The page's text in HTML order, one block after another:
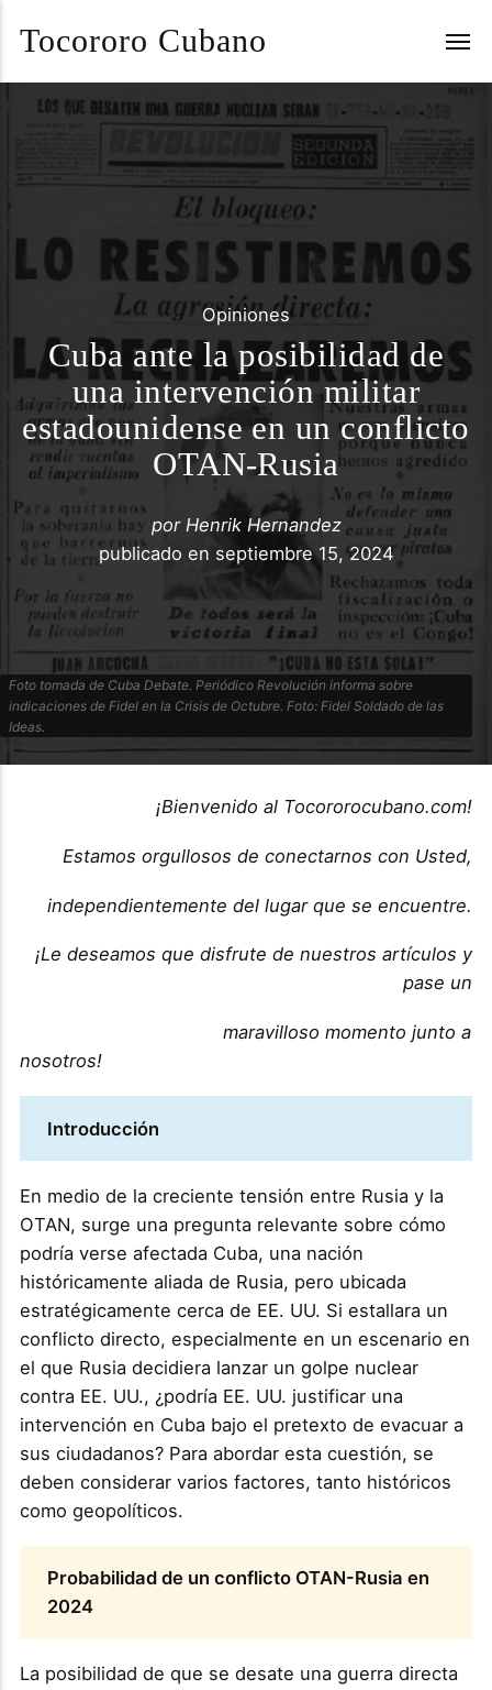
Tocororo Cubano
Opiniones
Cuba ante la posibilidad de
una intervención militar
estadounidense en un conflicto
OTAN-Rusia
por Henrik Hernandez
publicado en septiembre 15, 2024
Foto tomada de Cuba Debate. Periódico Revolución informa sobre
indicaciones de Fidel en la Crisis de Octubre. Foto: Fidel Soldado de las
Ideas.
¡Bienvenido al Tocororocubano.com!
Estamos orgullosos de conectarnos con Usted,
independientemente del lugar que se encuentre.
¡Le deseamos que disfrute de nuestros artículos y
pase un
maravilloso momento junto a
nosotros!
Introducción
En medio de la creciente tensión entre Rusia y la
OTAN, surge una pregunta relevante sobre cómo
podría verse afectada Cuba, una nación
históricamente aliada de Rusia, pero ubicada
estratégicamente cerca de EE. UU. Si estallara un
conflicto directo, especialmente en un escenario en
el que Rusia decidiera lanzar un golpe nuclear
contra EE. UU., ¿podría EE. UU. justificar una
intervención en Cuba bajo el pretexto de evacuar a
sus ciudadanos? Para abordar esta cuestión, se
deben considerar varios factores, tanto históricos
como geopolíticos.
Probabilidad de un conflicto OTAN-Rusia en
2024
La posibilidad de que se desate una guerra directa